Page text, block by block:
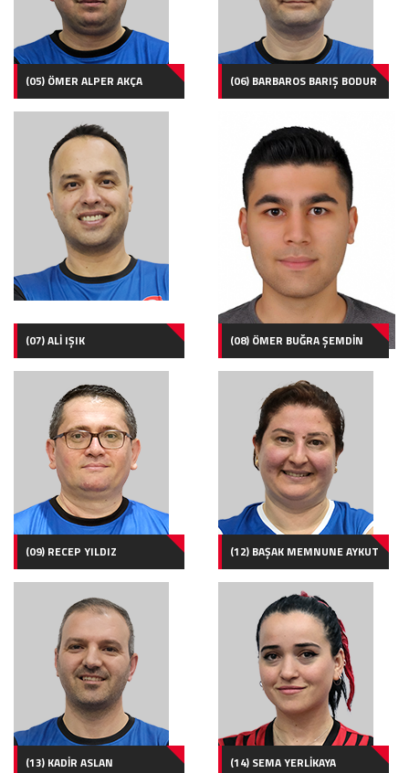
(05) ÖMER ALPER AKÇA (06) BARBAROS BARIŞ BODUR
(07) ALİ IŞIK (08) ÖMER BUĞRA ŞEMDİN
(09) RECEP YILDIZ (12) BAŞAK MEMNUNE AYKUT
(13) KADİR ASLAN (14) SEMA YERLİKAYA